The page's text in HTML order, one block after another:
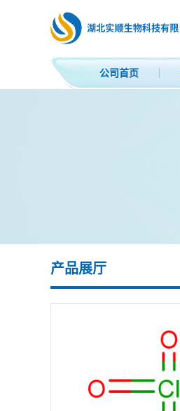
公司首页
产品展厅